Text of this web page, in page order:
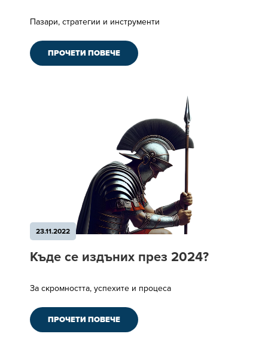
Пазари, стратегии и инструменти
ПРОЧЕТИ ПОВЕЧЕ
23.11.2022
Къде се издъних през 2024?
За скромността, успехите и процеса
ПРОЧЕТИ ПОВЕЧЕ